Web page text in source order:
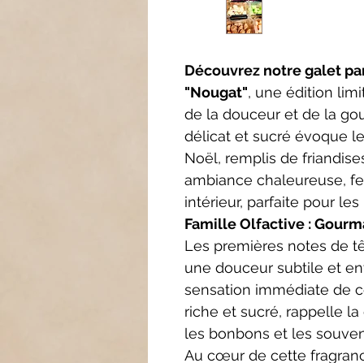
Découvrez notre galet
"Nougat", une édition
de la douceur et de la
délicat et sucré évoque
Noël, remplis de
ambiance chaleureuse,
intérieur, parfaite pour
Famille Olfactive :
Les premières notes de
une douceur subtile et
sensation immédiate de
riche et sucré, rappelle
les bonbons et les
Au cœur de cette